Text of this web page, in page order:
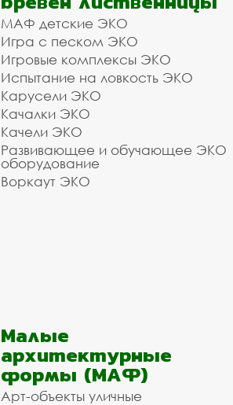
МАФ детские ЭКО
Игра с песком ЭКО
Игровые комплексы ЭКО
Испытание на ловкость ЭКО
Карусели ЭКО
Качалки ЭКО
Качели ЭКО
Развивающее и обучающее ЭКО
оборудование
Воркаут ЭКО
Малые
архитектурные
формы (МАФ)
Арт-объекты уличные